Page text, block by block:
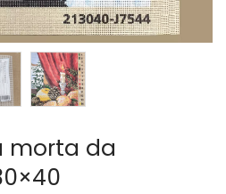
(27)
morta da